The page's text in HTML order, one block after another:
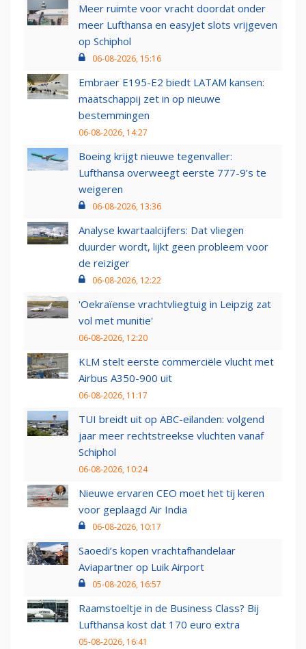
Meer ruimte voor vracht doordat onder
meer Lufthansa en easyJet slots vrijgeven
op Schiphol
06-08-2026, 15:16
Embraer E195-E2 biedt LATAM kansen:
maatschappij zet in op nieuwe
bestemmingen
06-08-2026, 14:27
Boeing krijgt nieuwe tegenvaller:
Lufthansa overweegt eerste 777-9’s te
weigeren
06-08-2026, 13:36
Analyse kwartaalcijfers: Dat vliegen
duurder wordt, lijkt geen probleem voor
de reiziger
06-08-2026, 12:22
'Oekraïense vrachtvliegtuig in Leipzig zat
vol met munitie'
06-08-2026, 12:20
KLM stelt eerste commerciële vlucht met
Airbus A350-900 uit
06-08-2026, 11:17
TUI breidt uit op ABC-eilanden: volgend
jaar meer rechtstreekse vluchten vanaf
Schiphol
06-08-2026, 10:24
Nieuwe ervaren CEO moet het tij keren
voor geplaagd Air India
06-08-2026, 10:17
Saoedi’s kopen vrachtafhandelaar
Aviapartner op Luik Airport
05-08-2026, 16:57
Raamstoeltje in de Business Class? Bij
Lufthansa kost dat 170 euro extra
05-08-2026, 16:41